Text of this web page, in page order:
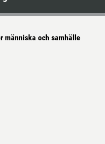
människa och samhälle